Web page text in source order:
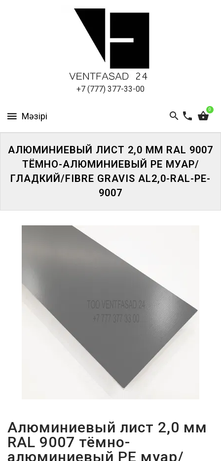
+7 (777) 377-33-00
0
ПАНЕЛИ
ПРОЕКТИРОВАНИЕ
АЛЮМИНИЕВЫЙ ЛИСТ 2,0 ММ RAL 9007
ТЁМНО-АЛЮМИНИЕВЫЙ PE МУАР/
ГЛАДКИЙ/FIBRE GRAVIS AL2,0-RAL-PE-
9007
Алюминиевый лист 2,0 мм
RAL 9007 тёмно-
алюминиевый PE муар/